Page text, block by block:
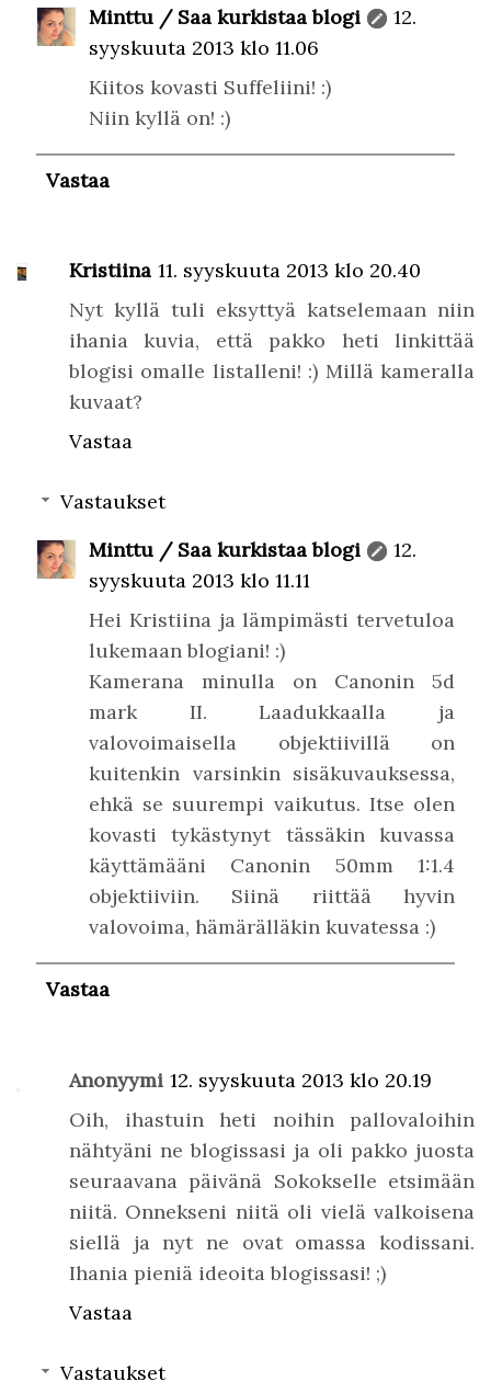
Minttu / Saa kurkistaa blogi
12.
syyskuuta 2013 klo 11.06
Kiitos kovasti Suffeliini! :)
Niin kyllä on! :)
Vastaa
Kristiina 11. syyskuuta 2013 klo 20.40
Nyt kyllä tuli eksyttyä katselemaan niin
ihania kuvia, että pakko heti linkittää
blogisi omalle listalleni! :) Millä kameralla
kuvaat?
Vastaa
Vastaukset
Minttu / Saa kurkistaa blogi
12.
syyskuuta 2013 klo 11.11
Hei Kristiina ja lämpimästi tervetuloa
lukemaan blogiani! :)
Kamerana minulla on Canonin 5d
mark II. Laadukkaalla ja
valovoimaisella objektiivillä on
kuitenkin varsinkin sisäkuvauksessa,
ehkä se suurempi vaikutus. Itse olen
kovasti tykästynyt tässäkin kuvassa
käyttämääni Canonin 50mm 1:1.4
objektiiviin. Siinä riittää hyvin
valovoima, hämärälläkin kuvatessa :)
Vastaa
Anonyymi 12. syyskuuta 2013 klo 20.19
Oih, ihastuin heti noihin pallovaloihin
nähtyäni ne blogissasi ja oli pakko juosta
seuraavana päivänä Sokokselle etsimään
niitä. Onnekseni niitä oli vielä valkoisena
siellä ja nyt ne ovat omassa kodissani.
Ihania pieniä ideoita blogissasi! ;)
Vastaa
Vastaukset